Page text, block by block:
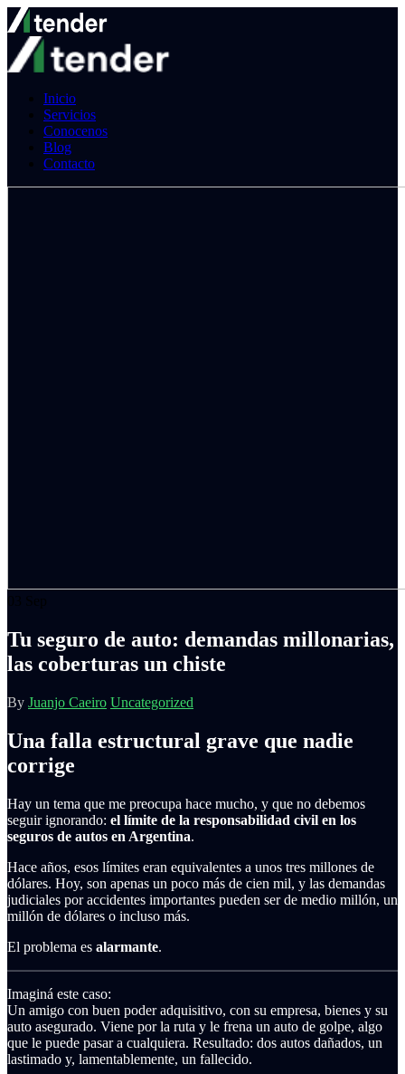
Inicio
Servicios
Conocenos
Blog
Contacto
Tu seguro de auto: demandas millonarias,
las coberturas un chiste
By Juanjo Caeiro Uncategorized
Una falla estructural grave que nadie
corrige
Hay un tema que me preocupa hace mucho, y que no debemos
seguir ignorando: el límite de la responsabilidad civil en los
seguros de autos en Argentina.
Hace años, esos límites eran equivalentes a unos tres millones de
dólares. Hoy, son apenas un poco más de cien mil, y las demandas
judiciales por accidentes importantes pueden ser de medio millón, un
millón de dólares o incluso más.
El problema es alarmante.
Imaginá este caso:
Un amigo con buen poder adquisitivo, con su empresa, bienes y su
auto asegurado. Viene por la ruta y le frena un auto de golpe, algo
que le puede pasar a cualquiera. Resultado: dos autos dañados, un
lastimado y, lamentablemente, un fallecido.